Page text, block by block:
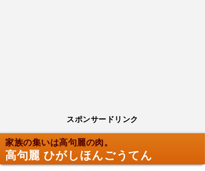
スポンサードリンク
家族の集いは高句麗の肉。
高句麗 ひがしほんごうてん